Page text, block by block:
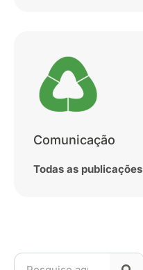
Comunicação
Todas as publicações